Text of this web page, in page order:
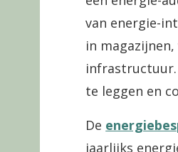
van energie-
in
te leggen en
De
jaarlijks